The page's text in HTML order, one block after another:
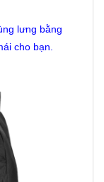
lưng bằng
cho bạn.